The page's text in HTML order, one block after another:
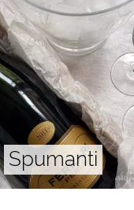
Spumanti